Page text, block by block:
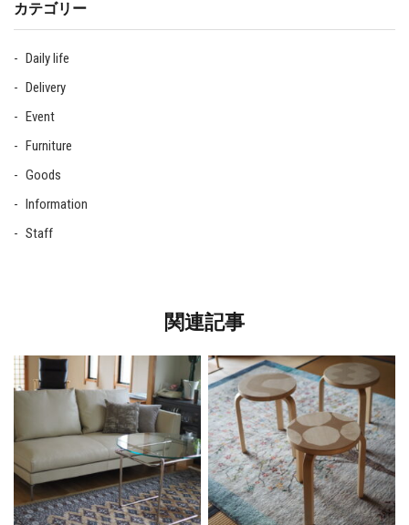
カテゴリー
Daily life
Delivery
Event
Furniture
Goods
Information
Staff
関連記事